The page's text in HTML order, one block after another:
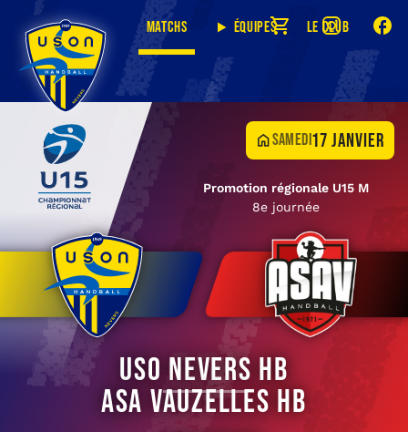
Matchs Équipes Le club
samedi 17 janvier
Promotion régionale U15 M
8e journée
USO Nevers HB
ASA Vauzelles HB